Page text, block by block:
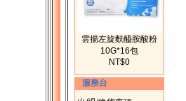
雲揚左旋麩醯胺酸粉
10G*16包
NT$0
服務台